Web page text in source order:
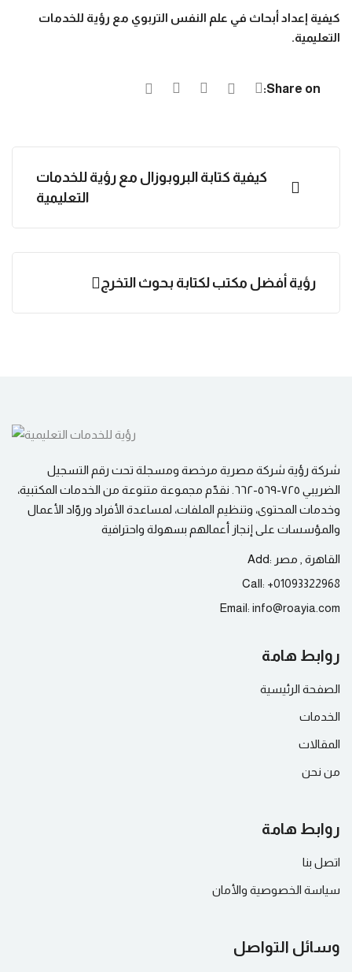
كيفية إعداد أبحاث في علم النفس التربوي مع رؤية للخدمات
التعليمية.
Share on:
كيفية كتابة البروبوزال مع رؤية للخدمات
التعليمية
رؤية أفضل مكتب لكتابة بحوث التخرج
شركة رؤية شركة مصرية مرخصة ومسجلة تحت رقم التسجيل
الضريبي ٧٢٥-٥٦٩-٦٦٢. نقدّم مجموعة متنوعة من الخدمات المكتبية،
وخدمات المحتوى، وتنظيم الملفات، لمساعدة الأفراد وروّاد الأعمال
والمؤسسات على إنجاز أعمالهم بسهولة واحترافية
Add: القاهرة , مصر
Call: +01093322968
Email: info@roayia.com
روابط هامة
الصفحة الرئيسية
الخدمات
المقالات
من نحن
روابط هامة
اتصل بنا
سياسة الخصوصية والأمان
وسائل التواصل